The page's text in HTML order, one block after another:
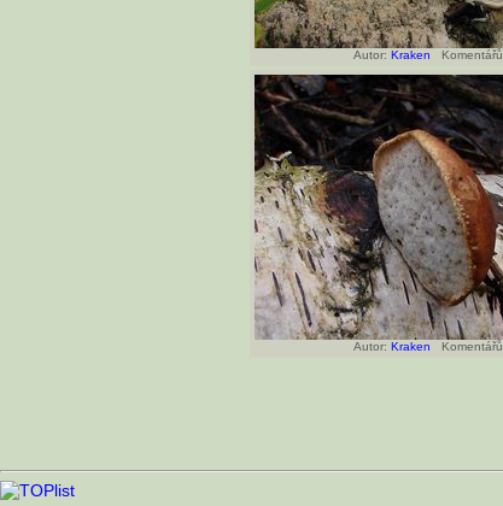
Autor: Kraken
Autor: Kraken